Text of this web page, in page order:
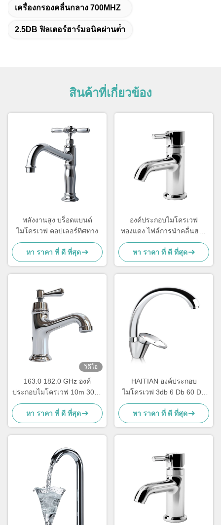
เครื่องกรองคลื่นกลาง 700MHZ
2.5DB ฟิลเตอร์ฮาร์มอนิคผ่านต่ํา
สินค้าที่เกี่ยวข้อง
พลังงานสูง บร็อดแบนด์
ไมโครเวฟ คอปเลอร์ทิศทาง
หา ราคา ที่ ดี ที่สุด
องค์ประกอบไมโครเวฟ
ทองแดง ไฟล์การนําคลื่นฮาร์
มอนิก 2.0db การใส่ความสูญ
เสีย 14.7 15.8 GHz
หา ราคา ที่ ดี ที่สุด
วิดีโอ
163.0 182.0 GHz องค์
ประกอบไมโครเวฟ 10m 30dB
เครื่องแบ่งพลังงานไมโครเวฟ
หา ราคา ที่ ดี ที่สุด
HAITIAN องค์ประกอบ
ไมโครเวฟ 3db 6 Db 60 Db
40 Db คอปเลอร์ทิศทาง 40
Ghz 50 GHZ
หา ราคา ที่ ดี ที่สุด